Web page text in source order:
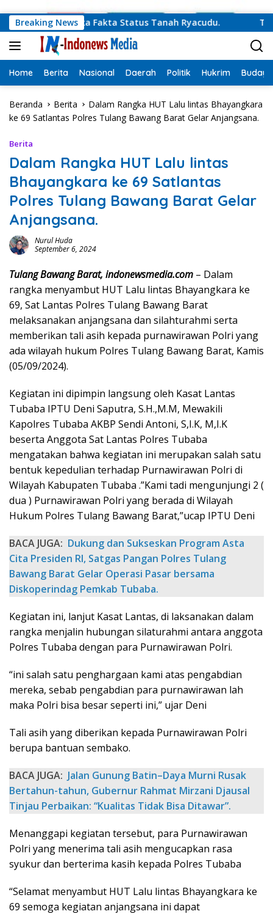
Breaking News
Buka Fakta Status Tanah Ryacudu. Teguh
Home Berita Nasional Daerah Politik Hukrim Budaya
Beranda Berita
Dalam Rangka HUT Lalu lintas Bhayangkara
ke 69 Satlantas Polres Tulang Bawang Barat Gelar Anjangsana.
Berita
Dalam Rangka HUT Lalu lintas
Bhayangkara ke 69 Satlantas
Polres Tulang Bawang Barat Gelar
Anjangsana.
Nurul Huda
September 6, 2024
Tulang Bawang Barat, indonewsmedia.com – Dalam
rangka menyambut HUT Lalu lintas Bhayangkara ke
69, Sat Lantas Polres Tulang Bawang Barat
melaksanakan anjangsana dan silahturahmi serta
memberikan tali asih kepada purnawirawan Polri yang
ada wilayah hukum Polres Tulang Bawang Barat, Kamis
(05/09/2024).
Kegiatan ini dipimpin langsung oleh Kasat Lantas
Tubaba IPTU Deni Saputra, S.H.,M.M, Mewakili
Kapolres Tubaba AKBP Sendi Antoni, S,I.K, M,I.K
beserta Anggota Sat Lantas Polres Tubaba
mengatakan bahwa kegiatan ini merupakan salah satu
bentuk kepedulian terhadap Purnawirawan Polri di
Wilayah Kabupaten Tubaba .”Kami tadi mengunjungi 2 (
dua ) Purnawirawan Polri yang berada di Wilayah
Hukum Polres Tulang Bawang Barat,”ucap IPTU Deni
BACA JUGA: Dukung dan Sukseskan Program Asta
Cita Presiden RI, Satgas Pangan Polres Tulang
Bawang Barat Gelar Operasi Pasar bersama
Diskoperindag Pemkab Tubaba.
Kegiatan ini, lanjut Kasat Lantas, di laksanakan dalam
rangka menjalin hubungan silaturahmi antara anggota
Polres Tubaba dengan para Purnawirawan Polri.
“ini salah satu penghargaan kami atas pengabdian
mereka, sebab pengabdian para purnawirawan lah
maka Polri bisa besar seperti ini,” ujar Deni
Tali asih yang diberikan kepada Purnawirawan Polri
berupa bantuan sembako.
BACA JUGA: ‎Jalan Gunung Batin–Daya Murni Rusak
Bertahun-tahun, Gubernur Rahmat Mirzani Djausal
Tinjau Perbaikan: “Kualitas Tidak Bisa Ditawar”. ‎
Menanggapi kegiatan tersebut, para Purnawirawan
Polri yang menerima tali asih mengucapkan rasa
syukur dan berterima kasih kepada Polres Tubaba
“Selamat menyambut HUT Lalu lintas Bhayangkara ke
69 semoga kegiatan anjangsana ini dapat